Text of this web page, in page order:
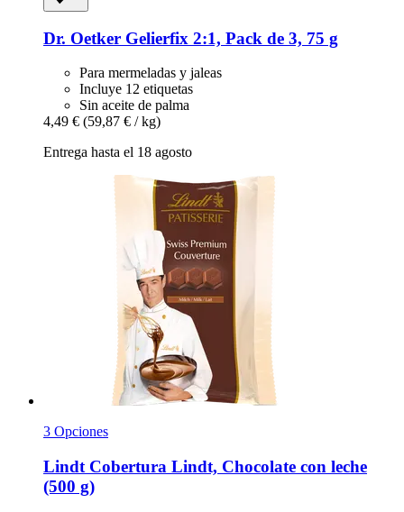
Dr. Oetker Gelierfix 2:1, Pack de 3, 75 g
Para mermeladas y jaleas
Incluye 12 etiquetas
Sin aceite de palma
4,49 € (59,87 € / kg)
Entrega hasta el 18 agosto
3 Opciones
Lindt Cobertura Lindt, Chocolate con leche
(500 g)